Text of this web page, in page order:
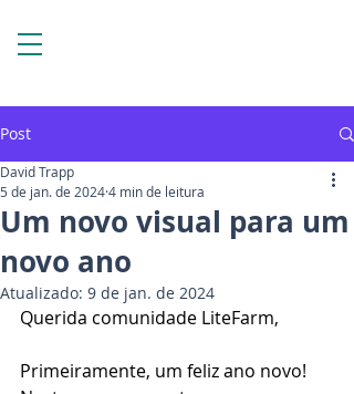
Post
Um novo visual para um
novo ano
David Trapp
5 de jan. de 20244 min de leitura
Atualizado: 9 de jan. de 2024
Querida comunidade LiteFarm,
Primeiramente, um feliz ano novo!